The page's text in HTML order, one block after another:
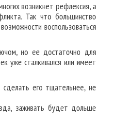
возникнет рефлексия, а
Так что большинство
воспользоваться
но ее достаточно для
уже сталкивался или имеет
его тщательнее, не
заживать будет дольше